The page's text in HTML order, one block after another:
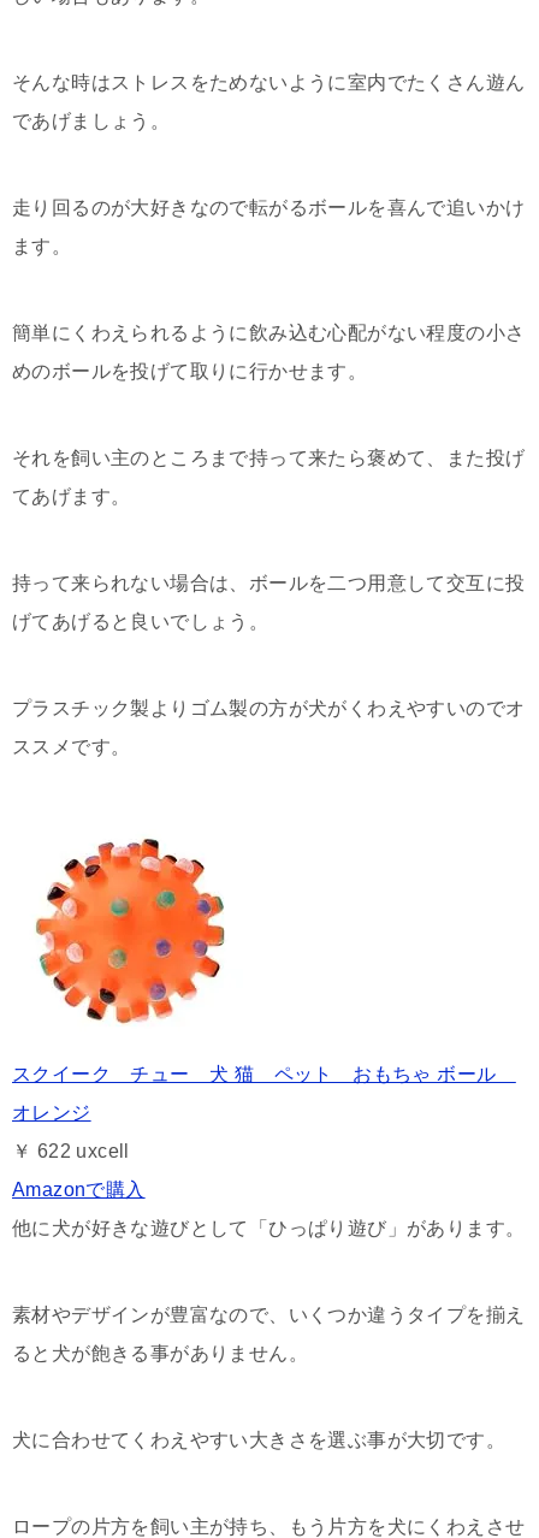
そんな時はストレスをためないように室内でたくさん遊ん
であげましょう。
走り回るのが大好きなので転がるボールを喜んで追いかけ
ます。
簡単にくわえられるように飲み込む心配がない程度の小さ
めのボールを投げて取りに行かせます。
それを飼い主のところまで持って来たら褒めて、また投げ
てあげます。
持って来られない場合は、ボールを二つ用意して交互に投
げてあげると良いでしょう。
プラスチック製よりゴム製の方が犬がくわえやすいのでオ
ススメです。
スクイーク チュー 犬 猫 ペット おもちゃ ボール
オレンジ
￥ 622 uxcell
Amazonで購入
他に犬が好きな遊びとして「ひっぱり遊び」があります。
素材やデザインが豊富なので、いくつか違うタイプを揃え
ると犬が飽きる事がありません。
犬に合わせてくわえやすい大きさを選ぶ事が大切です。
ロープの片方を飼い主が持ち、もう片方を犬にくわえさせ